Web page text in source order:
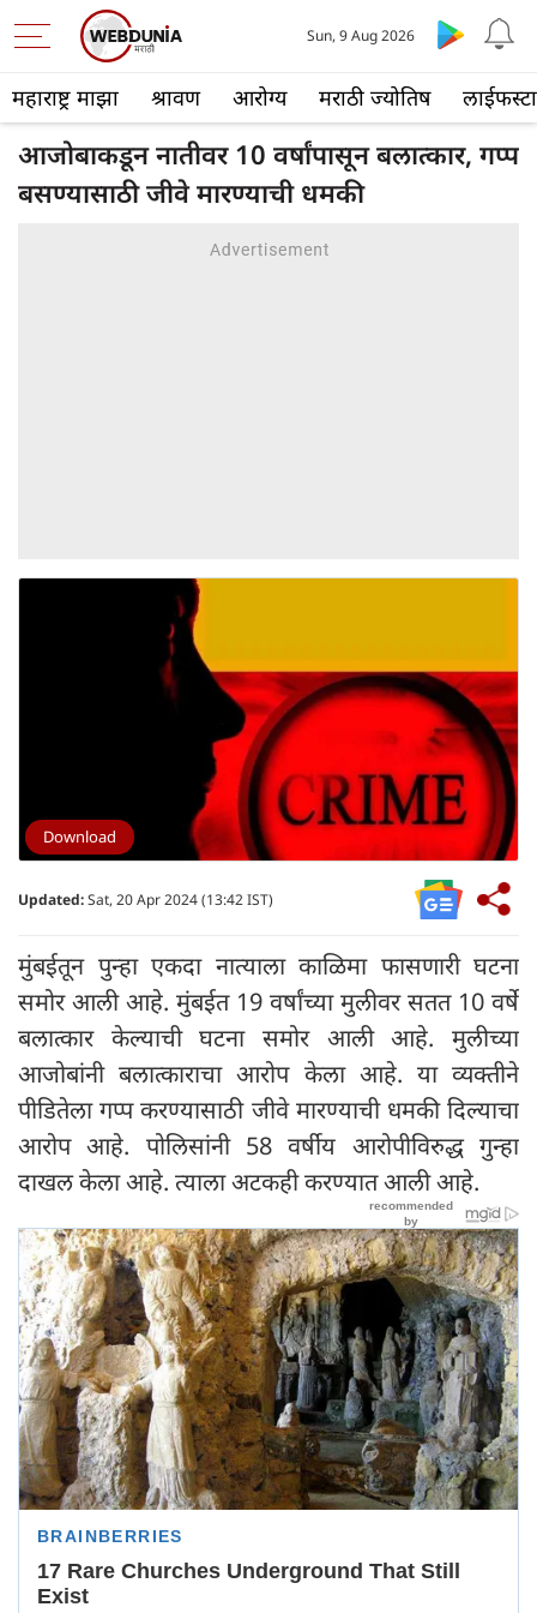
महाराष्ट्र माझा श्रावण आरोग्य मराठी ज्योतिष
Sun, 9 Aug 2026
आजोबाकडून नातीवर 10 वर्षांपासून बलात्कार, गप्प
बसण्यासाठी जीवे मारण्याची धमकी
Download
Updated:Sat, 20 Apr 2024 (13:42 IST)
मुंबईतून पुन्हा एकदा नात्याला काळिमा फासणारी घटना
समोर आली आहे. मुंबईत 19 वर्षांच्या मुलीवर सतत 10 वर्षे
बलात्कार केल्याची घटना समोर आली आहे. मुलीच्या
आजोबांनी बलात्काराचा आरोप केला आहे. या व्यक्तीने
पीडितेला गप्प करण्यासाठी जीवे मारण्याची धमकी दिल्याचा
आरोप आहे. पोलिसांनी 58 वर्षीय आरोपीविरुद्ध गुन्हा
दाखल केला आहे. त्याला अटकही करण्यात आली आहे.